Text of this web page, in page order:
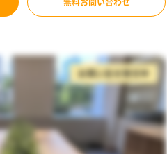
お問い合せ受付中